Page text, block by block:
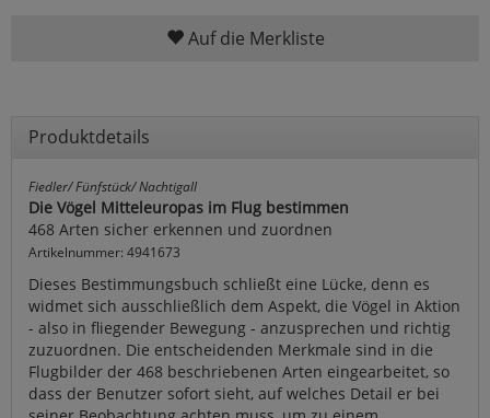
Auf die Merkliste
Produktdetails
Fiedler/ Fünfstück/ Nachtigall
Die Vögel Mitteleuropas im Flug bestimmen
468 Arten sicher erkennen und zuordnen
Artikelnummer: 4941673
Dieses Bestimmungsbuch schließt eine Lücke, denn es
widmet sich ausschließlich dem Aspekt, die Vögel in Aktion
- also in fliegender Bewegung - anzusprechen und richtig
zuzuordnen. Die entscheidenden Merkmale sind in die
Flugbilder der 468 beschriebenen Arten eingearbeitet, so
dass der Benutzer sofort sieht, auf welches Detail er bei